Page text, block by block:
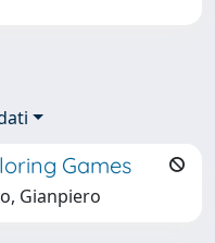
Games
Gianpiero